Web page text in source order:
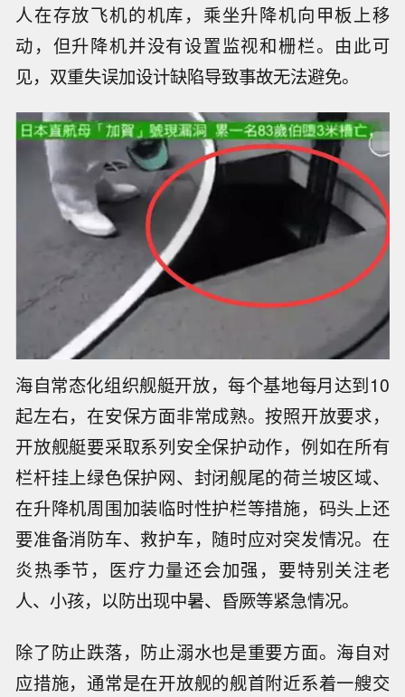
人在存放飞机的机库，乘坐升降机向甲板上移
动，但升降机并没有设置监视和栅栏。由此可
见，双重失误加设计缺陷导致事故无法避免。
海自常态化组织舰艇开放，每个基地每月达到10
起左右，在安保方面非常成熟。按照开放要求，
开放舰艇要采取系列安全保护动作，例如在所有
栏杆挂上绿色保护网、封闭舰尾的荷兰坡区域、
在升降机周围加装临时性护栏等措施，码头上还
要准备消防车、救护车，随时应对突发情况。在
炎热季节，医疗力量还会加强，要特别关注老
人、小孩，以防出现中暑、昏厥等紧急情况。
除了防止跌落，防止溺水也是重要方面。海自对
应措施，通常是在开放舰的舰首附近系着一艘交